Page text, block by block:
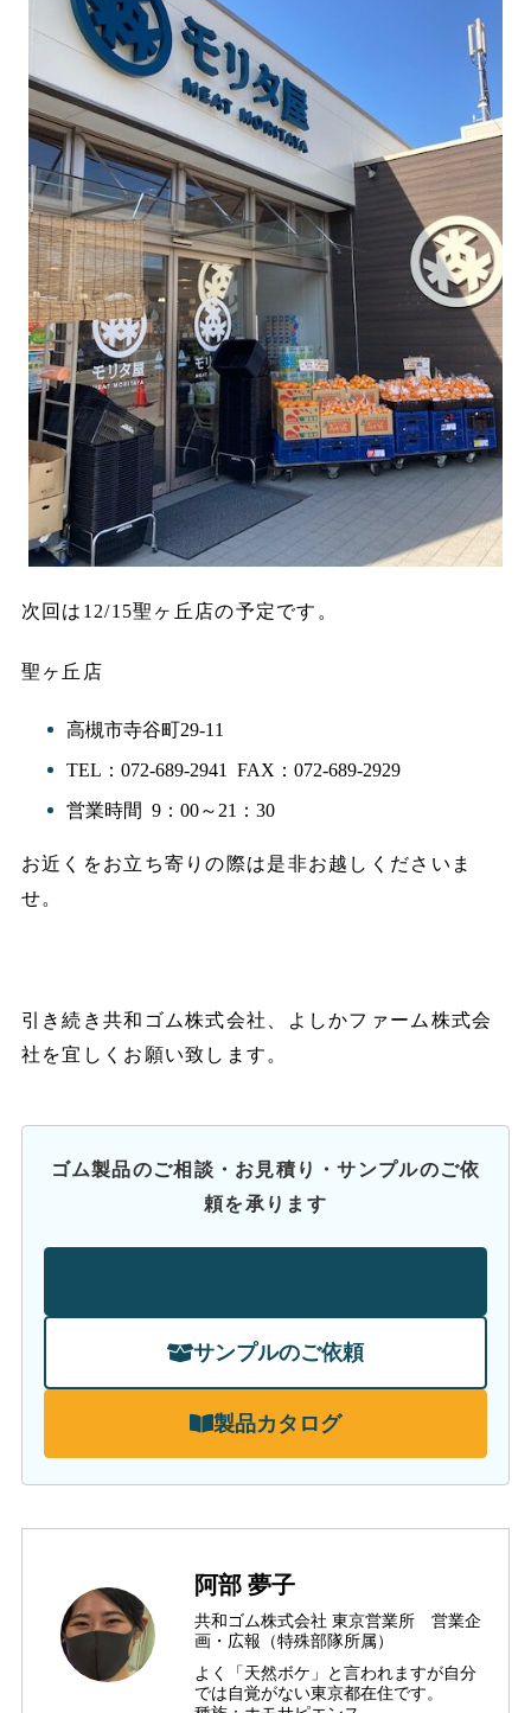
次回は12/15聖ヶ丘店の予定です。
聖ヶ丘店
高槻市寺谷町29-11
TEL：072-689-2941 FAX：072-689-2929
営業時間 9：00～21：30
お近くをお立ち寄りの際は是非お越しくださいま
せ。
引き続き共和ゴム株式会社、よしかファーム株式会
社を宜しくお願い致します。
ゴム製品のご相談・お見積り・サンプルのご依
頼を承ります
サンプルのご依頼
製品カタログ
阿部 夢子
共和ゴム株式会社 東京営業所 営業企
画・広報（特殊部隊所属）
よく「天然ボケ」と言われますが自分
では自覚がない東京都在住です。